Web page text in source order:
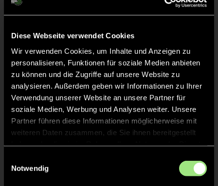
Diese Webseite verwendet Cookies
Wir verwenden Cookies, um Inhalte und Anzeigen zu
personalisieren, Funktionen für soziale Medien anbieten
zu können und die Zugriffe auf unsere Website zu
analysieren. Außerdem geben wir Informationen zu Ihrer
Verwendung unserer Website an unsere Partner für
soziale Medien, Werbung und Analysen weiter. Unsere
Partner führen diese Informationen möglicherweise mit
weiteren Daten zusammen, die Sie ihnen bereitgestellt
Notwendig
Laura R. 19
Samira M.
TW
20
Staff